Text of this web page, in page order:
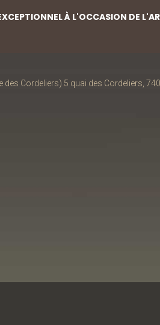
des Cordeliers) 5 quai des Cordeliers,
À L'OCCASION DE